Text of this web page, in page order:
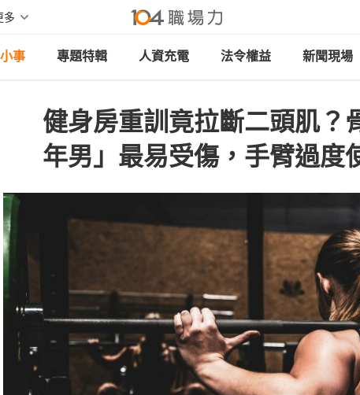
多
事 專題特輯 人資充電 法令權益 新聞現場
健身房重訓竟拉斷二頭肌？
年男」最易受傷，手臂過度